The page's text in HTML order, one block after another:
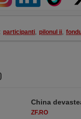
participanti, pilonul ii,
China
ZF.RO